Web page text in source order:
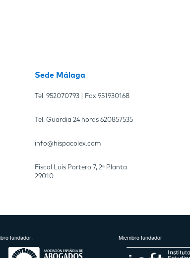
Sede Málaga
Tel. 952070793| Fax 951930168
Tel. Guardia 24 horas 620857535
info@hispacolex.com
Fiscal Luis Portero 7, 2ª Planta
29010
fundador: Miembro fundador